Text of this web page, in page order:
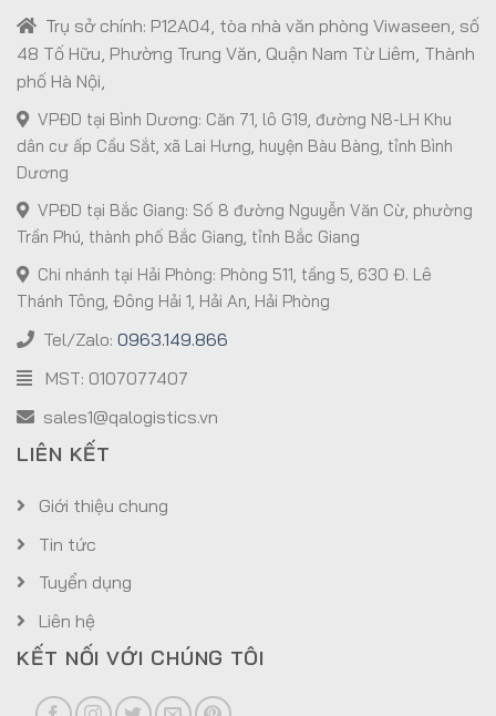
Trụ sở chính: P12A04, tòa nhà văn phòng Viwaseen, số
48 Tố Hữu, Phường Trung Văn, Quận Nam Từ Liêm, Thành
phố Hà Nội,
VPĐD tại Bình Dương: Căn 71, lô G19, đường N8-LH Khu
dân cư ấp Cầu Sắt, xã Lai Hưng, huyện Bàu Bàng, tỉnh Bình
Dương
VPĐD tại Bắc Giang: Số 8 đường Nguyễn Văn Cừ, phường
Trần Phú, thành phố Bắc Giang, tỉnh Bắc Giang
Chi nhánh tại Hải Phòng: Phòng 511, tầng 5, 630 Đ. Lê
Thánh Tông, Đông Hải 1, Hải An, Hải Phòng
Tel/Zalo: 0963.149.866
MST: 0107077407
sales1@qalogistics.vn
LIÊN KẾT
Giới thiệu chung
Tin tức
Tuyển dụng
Liên hệ
KẾT NỐI VỚI CHÚNG TÔI